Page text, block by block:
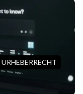
URHEBERRECHT